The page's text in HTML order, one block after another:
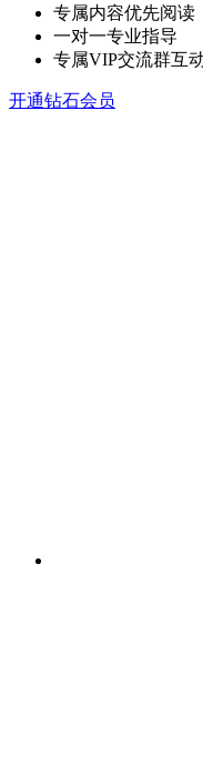
专属内容优先阅读
一对一专业指导
专属VIP交流群互
开通钻石会员